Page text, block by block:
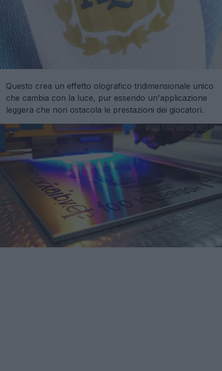
Questo crea un effetto olografico tridimensionale unico
che cambia con la luce, pur essendo un'applicazione
leggera che non ostacola le prestazioni dei giocatori.